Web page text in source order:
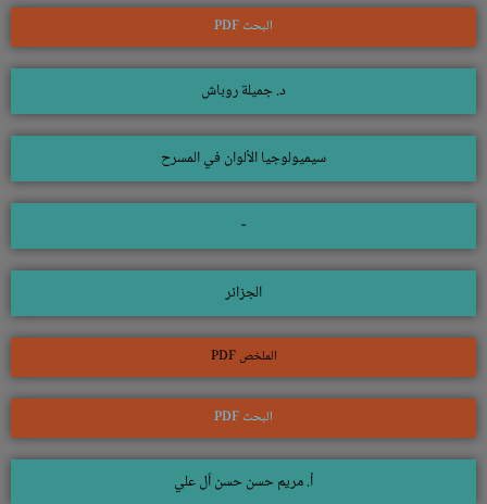
البحث PDF
د. جميلة روباش
سيميولوجيا الألوان في المسرح
-
الجزائر
الملخص PDF
البحث PDF
أ. مريم حسن حسن آل علي